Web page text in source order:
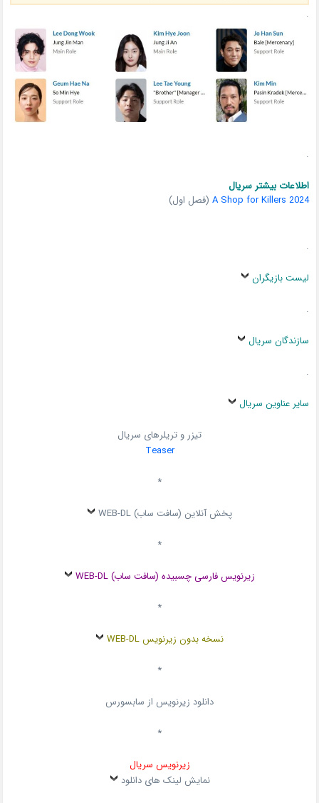
.
.
اطلاعات بیشتر سریال
A Shop for Killers 2024 (فصل اول)
.
لیست بازیگران
.
سازندگان سریال
.
سایر عناوین سریال
تیزر و تریلرهای سریال
Teaser
*
پخش آنلاین (سافت ساب) WEB-DL
*
زیرنویس فارسی چسبیده (سافت ساب) WEB-DL
*
نسخه بدون زیرنویس WEB-DL
*
دانلود زیرنویس از سابسورس
*
زیرنویس سریال
نمایش لینک های دانلود